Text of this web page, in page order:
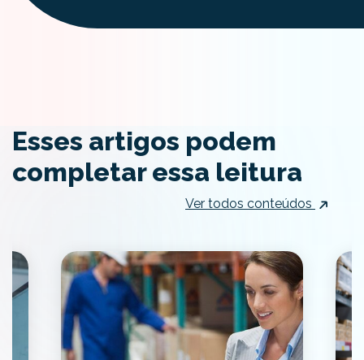
Esses artigos podem
completar essa leitura
Ver todos conteúdos